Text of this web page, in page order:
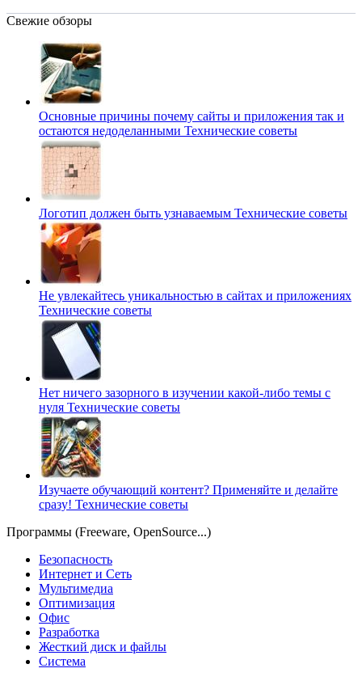
Свежие обзоры
Основные причины почему сайты и приложения так и
остаются недоделанными Технические советы
Логотип должен быть узнаваемым Технические советы
Не увлекайтесь уникальностью в сайтах и приложениях
Технические советы
Нет ничего зазорного в изучении какой-либо темы с
нуля Технические советы
Изучаете обучающий контент? Применяйте и делайте
сразу! Технические советы
Программы (Freeware, OpenSource...)
Безопасность
Интернет и Сеть
Мультимедиа
Оптимизация
Офис
Разработка
Жесткий диск и файлы
Система